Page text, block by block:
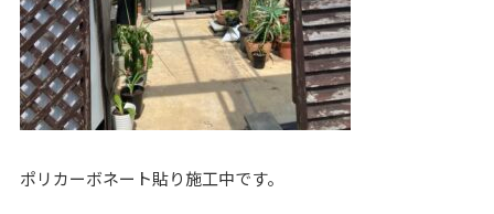
ポリカーボネート貼り施工中です。